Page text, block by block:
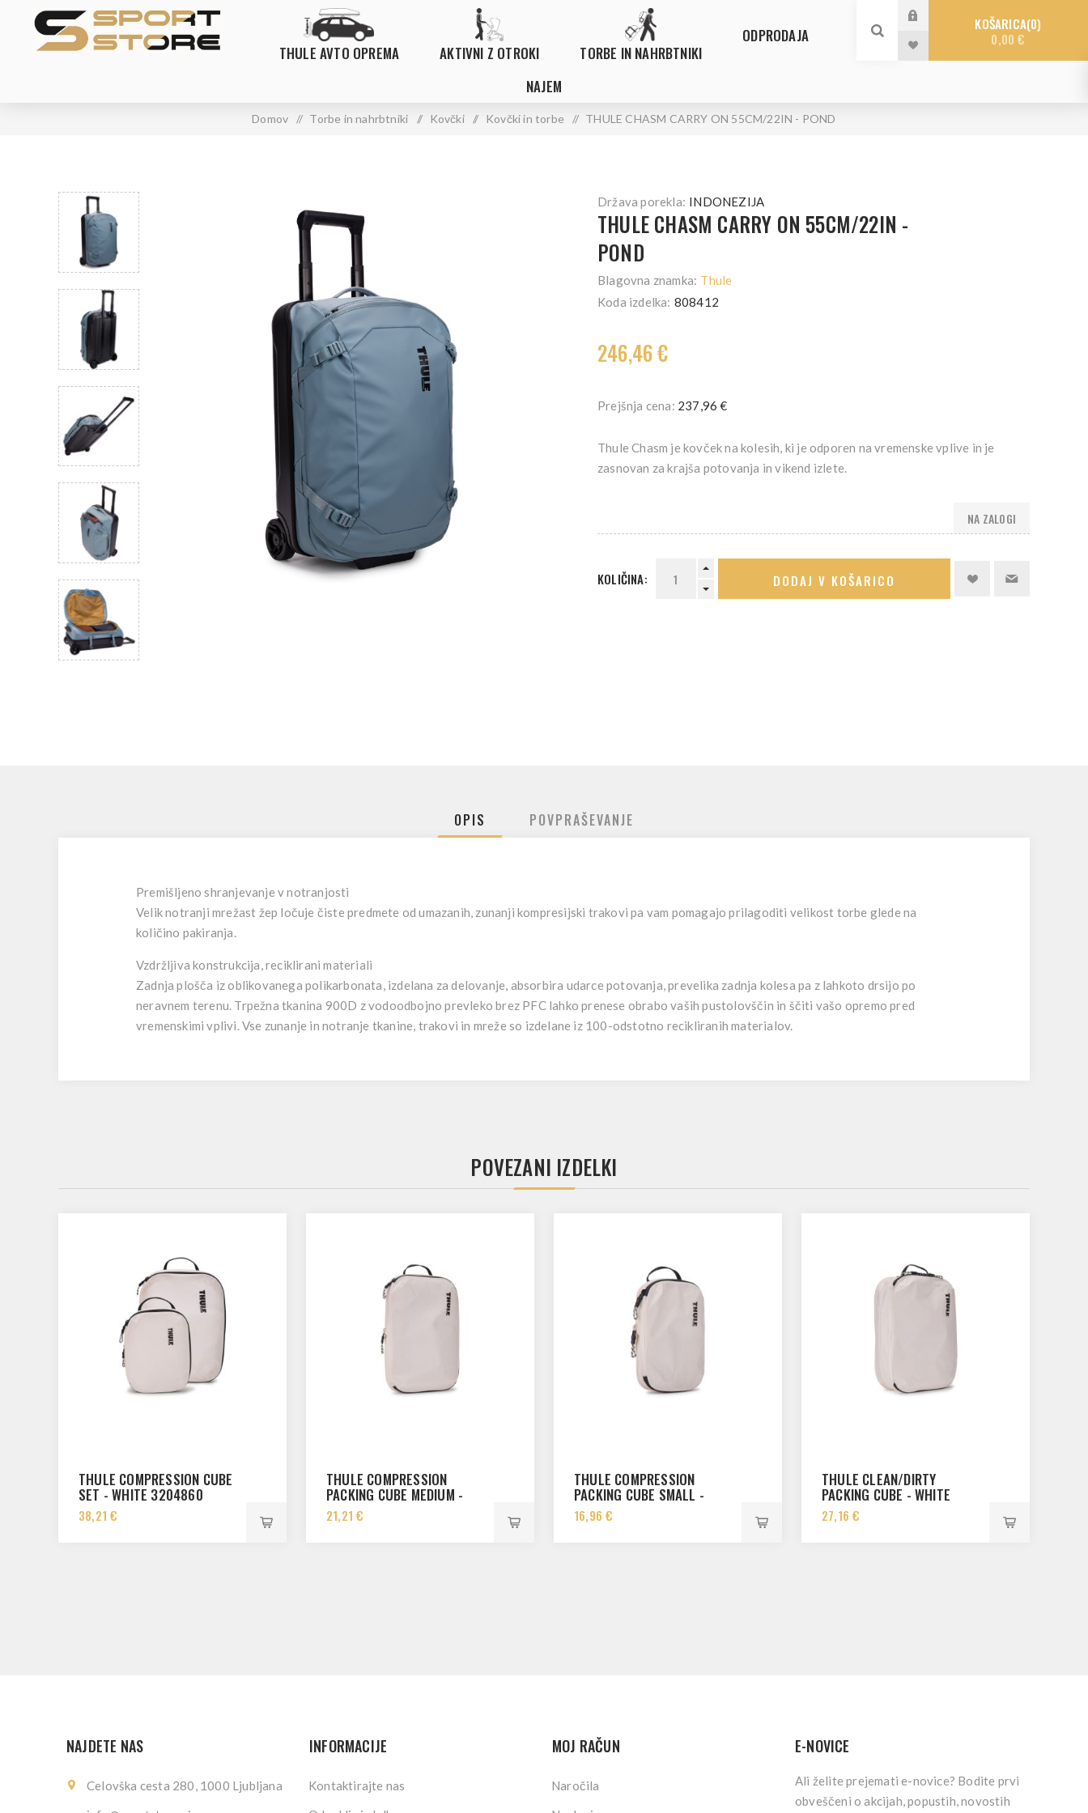
THULE AVTO OPREMA AKTIVNI Z OTROKI TORBE IN NAHRBTNIKI
ODPRODAJA
NAJEM
KOŠARICA 0
0,00 €
Domov / Torbe in nahrbtniki / Kovčki / Kovčki in torbe / THULE CHASM CARRY ON 55CM/22IN - POND
Država porekla: INDONEZIJA
THULE CHASM CARRY ON 55CM/22IN -
POND
Blagovna znamka: Thule
Koda izdelka: 808412
246,46 €
Prejšnja cena: 237,96 €
Thule Chasm je kovček na kolesih, ki je odporen na vremenske vplive in je
zasnovan za krajša potovanja in vikend izlete.
NA ZALOGI
KOLIČINA: DODAJ V KOŠARICO
OPIS POVPRAŠEVANJE
Premišljeno shranjevanje v notranjosti
Velik notranji mrežast žep ločuje čiste predmete od umazanih, zunanji kompresijski trakovi pa vam pomagajo prilagoditi velikost torbe glede na
količino pakiranja.
Vzdržljiva konstrukcija, reciklirani materiali
Zadnja plošča iz oblikovanega polikarbonata, izdelana za delovanje, absorbira udarce potovanja, prevelika zadnja kolesa pa z lahkoto drsijo po
neravnem terenu. Trpežna tkanina 900D z vodoodbojno prevleko brez PFC lahko prenese obrabo vaših pustolovščin in ščiti vašo opremo pred
vremenskimi vplivi. Vse zunanje in notranje tkanine, trakovi in mreže so izdelane iz 100-odstotno recikliranih materialov.
POVEZANI IZDELKI
THULE COMPRESSION CUBE
SET - WHITE 3204860
38,21 €
THULE COMPRESSION
PACKING CUBE MEDIUM -
WHITE 3204859
21,21 €
THULE COMPRESSION
PACKING CUBE SMALL -
WHITE 3204858
16,96 €
THULE CLEAN/DIRTY
PACKING CUBE - WHITE
3204861
27,16 €
NAJDETE NAS
Celovška cesta 280, 1000 Ljubljana
INFORMACIJE
Kontaktirajte nas
MOJ RAČUN
Naročila
E-NOVICE
Ali želite prejemati e-novice? Bodite prvi
obveščeni o akcijah, popustih, novostih